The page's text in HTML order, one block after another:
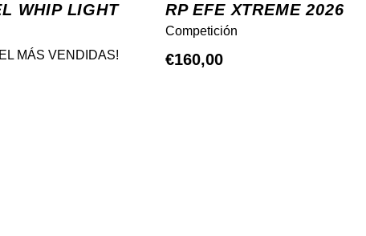
WHIP LIGHT
MÁS VENDIDAS!
RP EFE XTREME 2026
Competición
€160,00